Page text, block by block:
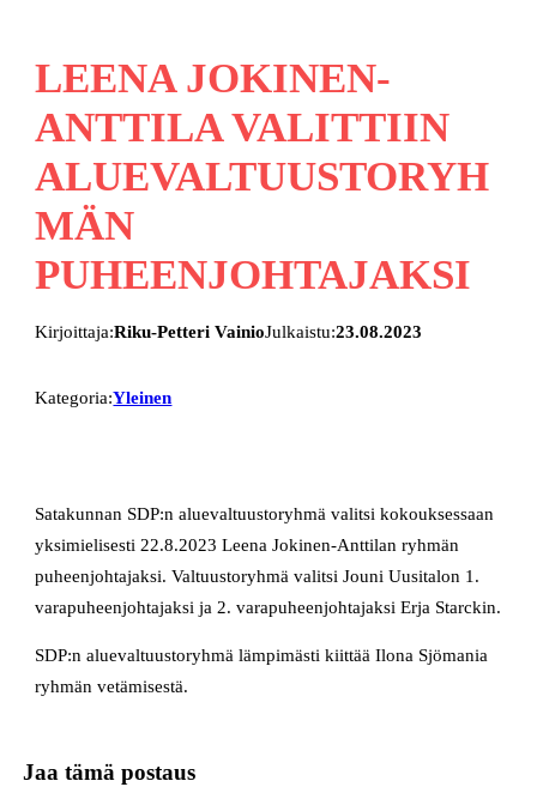
LEENA JOKINEN-
ANTTILA VALITTIIN
ALUEVALTUUSTORYH
MÄN
PUHEENJOHTAJAKSI
Kirjoittaja:Riku-Petteri VainioJulkaistu:23.08.2023
Kategoria:Yleinen
Satakunnan SDP:n aluevaltuustoryhmä valitsi kokouksessaan
yksimielisesti 22.8.2023 Leena Jokinen-Anttilan ryhmän
puheenjohtajaksi. Valtuustoryhmä valitsi Jouni Uusitalon 1.
varapuheenjohtajaksi ja 2. varapuheenjohtajaksi Erja Starckin.
SDP:n aluevaltuustoryhmä lämpimästi kiittää Ilona Sjömania
ryhmän vetämisestä.
Jaa tämä postaus